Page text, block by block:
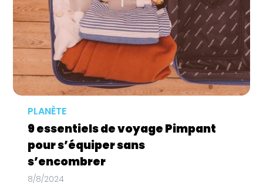
PLANÈTE
9 essentiels de voyage Pimpant
pour s’équiper sans
s’encombrer
8/8/2024